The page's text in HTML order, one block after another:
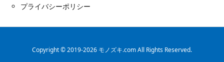
プライバシーポリシー
Copyright ©2019-2026 モノズキ.comAll Rights Reserved.